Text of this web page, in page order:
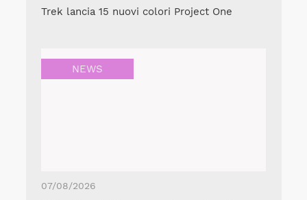
Trek lancia 15 nuovi colori Project One
NEWS
07/08/2026